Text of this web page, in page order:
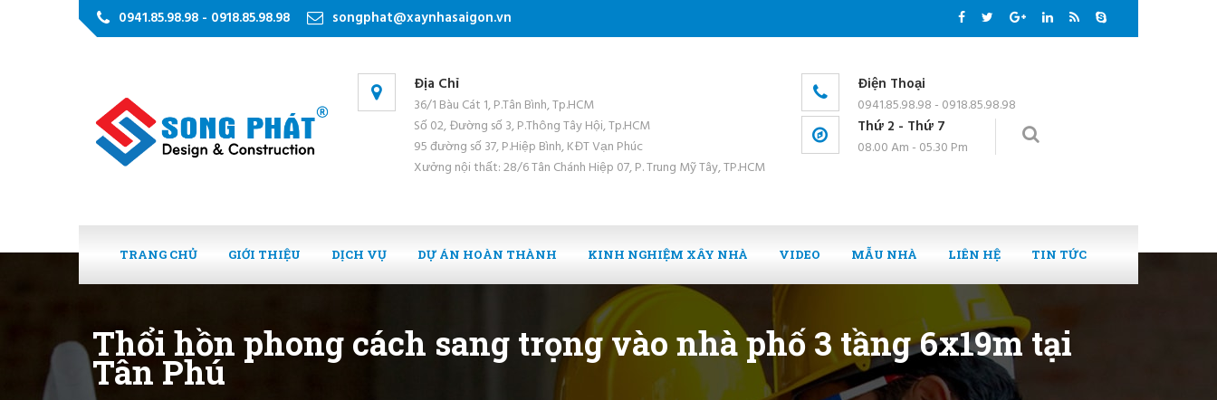
0941.85.98.98 - 0918.85.98.98 songphat@xaynhasaigon.vn
Địa Chỉ
36/1 Bàu Cát 1, P.Tân Bình, Tp.HCM
Số 02, Đường số 3, P.Thông Tây Hội, Tp.HCM
95 đường số 37, P.Hiệp Bình, KĐT Vạn Phúc
Xưởng nội thất: 28/6 Tân Chánh Hiệp 07, P. Trung Mỹ Tây, TP.HCM
Điện Thoại
0941.85.98.98 - 0918.85.98.98
Thứ 2 - Thứ 7
08.00 Am - 05.30 Pm
TRANG CHỦ GIỚI THIỆU DỊCH VỤ DỰ ÁN HOÀN THÀNH KINH NGHIỆM XÂY NHÀ VIDEO MẪU NHÀ LIÊN HỆ TIN TỨC
Thổi hồn phong cách sang trọng vào nhà phố 3 tầng 6x19m tại
Tân Phú